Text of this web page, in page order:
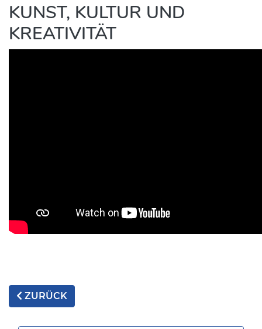
KUNST, KULTUR UND
KREATIVITÄT
ZURÜCK